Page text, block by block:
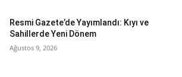
Resmi Gazete’de Yayımlandı: Kıyı ve
Sahillerde Yeni Dönem
Ağustos 9, 2026